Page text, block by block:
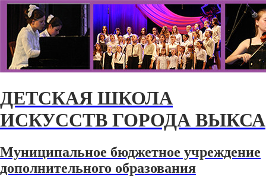
ДЕТСКАЯ ШКОЛА
ИСКУССТВ ГОРОДА ВЫКСА
Муниципальное бюджетное учреждение
дополнительного образования